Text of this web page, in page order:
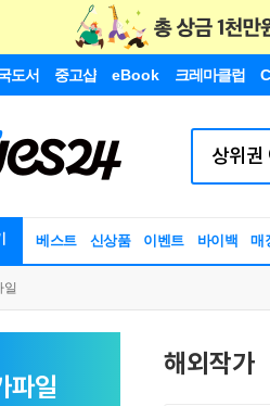
도서 중고샵 eBook 크레마클럽
베스트 신상품 이벤트 바이백 매
파일
해외작가